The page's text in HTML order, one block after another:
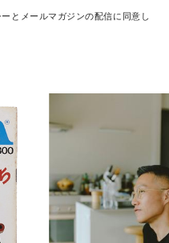
とメールマガジンの配信に同意し